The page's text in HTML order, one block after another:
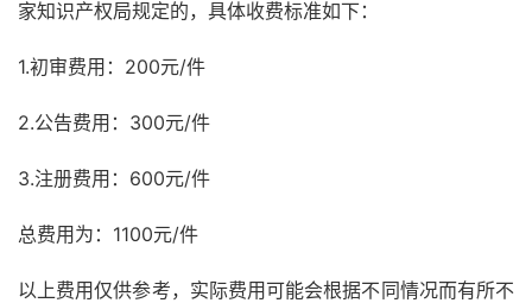
家知识产权局规定的，具体收费标准如下：
1.初审费用：200元/件
2.公告费用：300元/件
3.注册费用：600元/件
总费用为：1100元/件
以上费用仅供参考，实际费用可能会根据不同情况而有所不